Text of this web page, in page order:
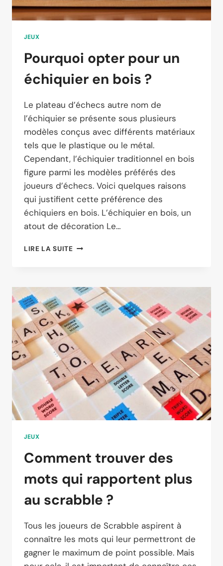
JEUX
Pourquoi opter pour un
échiquier en bois ?
Le plateau d’échecs autre nom de
l’échiquier se présente sous plusieurs
modèles conçus avec différents matériaux
tels que le plastique ou le métal.
Cependant, l’échiquier traditionnel en bois
figure parmi les modèles préférés des
joueurs d’échecs. Voici quelques raisons
qui justifient cette préférence des
échiquiers en bois. L’échiquier en bois, un
atout de décoration Le…
LIRE LA SUITEPOURQUOI
ÉCHIQUIER
EN
BOIS ?
JEUX
Comment trouver des
mots qui rapportent plus
au scrabble ?
Tous les joueurs de Scrabble aspirent à
connaître les mots qui leur permettront de
gagner le maximum de point possible. Mais